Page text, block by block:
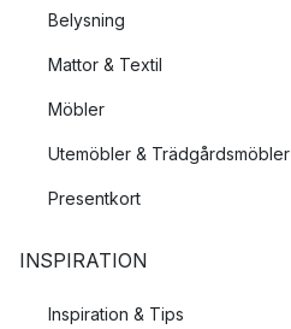
Belysning
Mattor & Textil
Möbler
Utemöbler & Trädgårdsmöbler
Presentkort
INSPIRATION
Inspiration & Tips